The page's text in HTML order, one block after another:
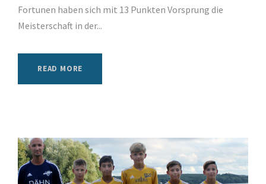
Fortunen haben sich mit 13 Punkten Vorsprung die
Meisterschaft in der...
READ MORE